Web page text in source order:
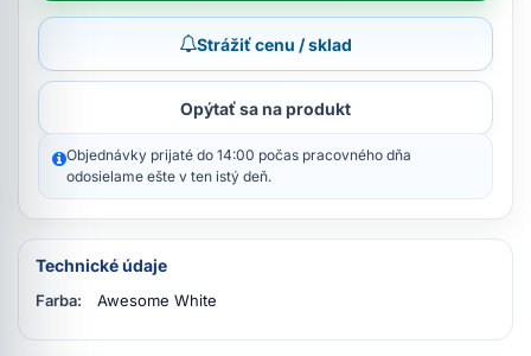
Strážiť cenu / sklad
Opýtať sa na produkt
Objednávky prijaté do 14:00 počas pracovného dňa
odosielame ešte v ten istý deň.
Technické údaje
Farba: Awesome White